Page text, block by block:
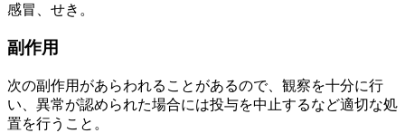
感冒、せき。
副作用
次の副作用があらわれることがあるので、観察を十分に行
い、異常が認められた場合には投与を中止するなど適切な処
置を行うこと。